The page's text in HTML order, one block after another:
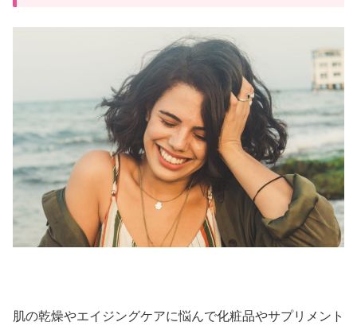
肌の乾燥やエイジングケアに悩んで化粧品やサプリメント